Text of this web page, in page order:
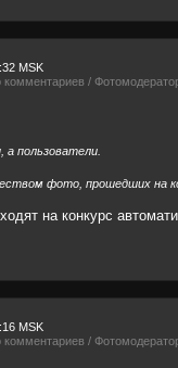
MSK
комментариев /
пользователи.
фото, прошедших на
на конкурс
MSK
комментариев /